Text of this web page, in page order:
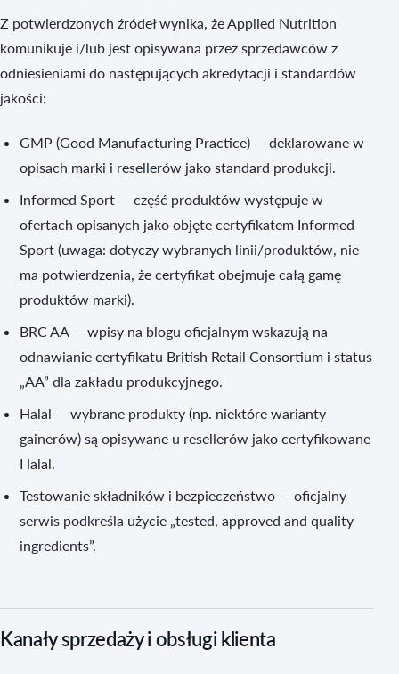
Z potwierdzonych źródeł wynika, że Applied Nutrition
komunikuje i/lub jest opisywana przez sprzedawców z
odniesieniami do następujących akredytacji i standardów
jakości:
GMP (Good Manufacturing Practice) — deklarowane w
opisach marki i resellerów jako standard produkcji.
Informed Sport — część produktów występuje w
ofertach opisanych jako objęte certyfikatem Informed
Sport (uwaga: dotyczy wybranych linii/produktów, nie
ma potwierdzenia, że certyfikat obejmuje całą gamę
produktów marki).
BRC AA — wpisy na blogu oficjalnym wskazują na
odnawianie certyfikatu British Retail Consortium i status
„AA” dla zakładu produkcyjnego.
Halal — wybrane produkty (np. niektóre warianty
gainerów) są opisywane u resellerów jako certyfikowane
Halal.
Testowanie składników i bezpieczeństwo — oficjalny
serwis podkreśla użycie „tested, approved and quality
ingredients”.
Kanały sprzedaży i obsługi klienta